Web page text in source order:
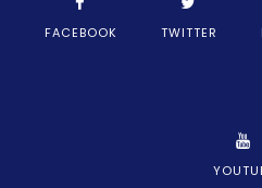
FACEBOOK TWITTER